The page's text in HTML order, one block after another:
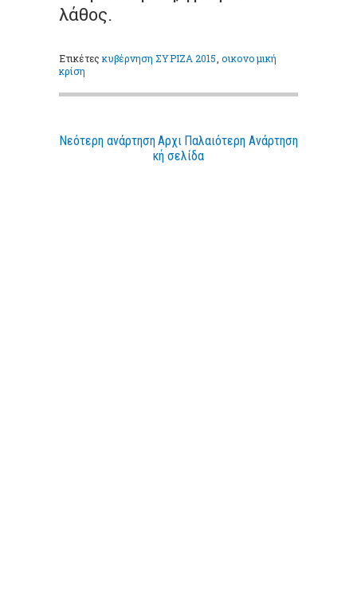
λάθος.
Ετικέτεςκυβέρνηση ΣΥΡΙΖΑ 2015 οικονομική
κρίση
Νεότερη ανάρτηση Παλαιότερη Ανάρτηση
Αρχι
κή σελίδα